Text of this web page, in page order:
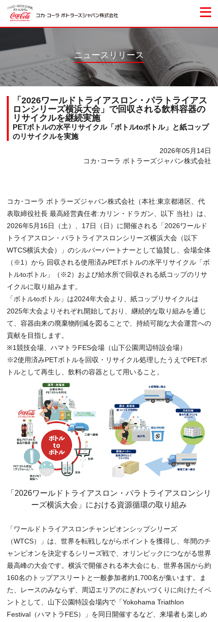
ニュースリリース
「2026ワールドトライアスロン・パラトライアス
ロンシリーズ横浜大会」で回収される飲料容器の
リサイクルを継続実施
PETボトルの水平リサイクル「ボトルtoボトル」と紙コップ
のリサイクルを実施
2026年05月14日
コカ･コーラ ボトラーズジャパン株式会社
コカ･コーラ ボトラーズジャパン株式会社（本社:東京都港区、代
表取締役社長 最高経営責任者:カリン・ドラガン、以下 当社）は、
2026年5月16日（土）、17日（日）に開催される「2026ワールド
トライアスロン・パラトライアスロンシリーズ横浜大会（以下
WTCS横浜大会）」のシルバーパートナーとして協賛し、会場全体
（※1）から 回収される使用済みPETボトルの水平リサイクル「ボ
トルtoボトル」（※2）および給水所で回収される紙コップのリサ
イクルに取り組みます。
「ボトルtoボトル」は2024年大会より、紙コップリサイクルは
2025年大会よりそれぞれ開始しており、継続的な取り組みを通じ
て、容器由来の廃棄物削減を図ることで、持続可能な大会運営への
貢献を目指します。
※1競技会場、ハマトラFES会場（山下公園周辺特設会場）
※2使用済みPETボトルを回収・リサイクル処理したうえでPETボ
トルとして再生し、飲料の容器として用いること。
「2026ワールドトライアスロン・パラトライアスロンシリ
ーズ横浜大会」における資源循環の取り組み
「ワールドトライアスロンチャンピオンシップシリーズ
（WTCS）」は、世界を転戦しながらポイントを獲得し、年間のチ
ャンピオンを決定するシリーズ戦で、オリンピックにつながる世界
最高峰の大会です。横浜で開催される本大会にも、世界各国から約
160名のトップアスリートと一般参加者約1,700名が集います。ま
た、レースのみならず、周辺エリアのにぎわいづくりに向けたイベ
ントとして、山下公園特設会場内で「Yokohama Triathlon
Festival（ハマトラFES）」を同日開催するなど、来場者も楽しめ